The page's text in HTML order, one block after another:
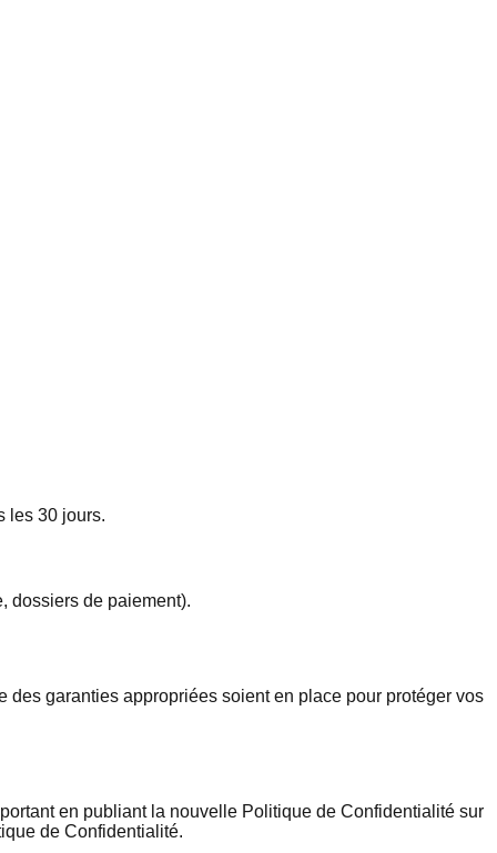
les 30 jours.
dossiers de paiement).
garanties appropriées soient en place pour protéger vos
en publiant la nouvelle Politique de Confidentialité sur
de Confidentialité.